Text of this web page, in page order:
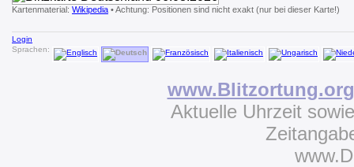
Kartenmaterial: Wikipedia • Achtung: Positionen sind nicht exakt (nur bei dieser Karte!)
Login
Sprachen:
www.Blitzortung.org
Aktuelle Uhrzeit